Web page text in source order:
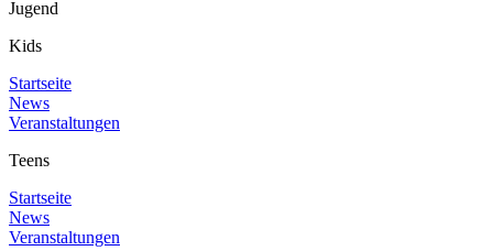
Jugend
Kids
Startseite
News
Veranstaltungen
Teens
Startseite
News
Veranstaltungen